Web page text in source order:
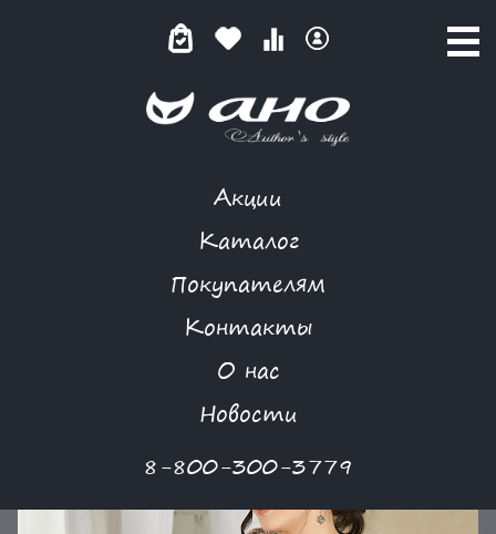
Акции
Каталог
Покупателям
Контакты
О нас
Новости
8-800-300-3779
МИН-РАММОН